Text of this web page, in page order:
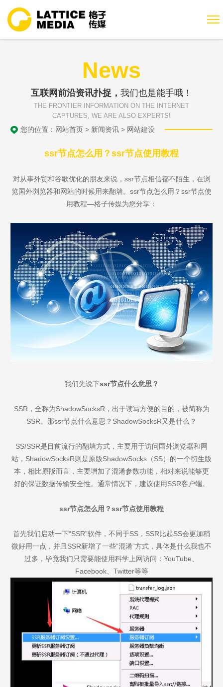
News
互联网前沿资讯扑捉， 我们也是能手哦！
THE FRONTIER INFORMATION ON THE INTERNET
CAPTURES, WE ARE ALSO EXPERTS!
您的位置： 网站首页 > 新闻资讯 > 网站建设
ssr节点怎么用？ssr节点使用教程
对从事外贸和谷歌优化的朋友来说，ssr节点相信都不陌生，在浏
览国外浏览器和网站的时候用来翻墙。ssr节点怎么用？ssr节点使
用教程—格子传媒为您分享：
我们先说下ssr节点什么意思？
SSR，全称为ShadowSocksR，出于读写方便的目的，被简称为
SSR。那ssr节点什么意思？ShadowSocksR又是什么？
SS/SSR是目前流行的翻墙方式，主要用于访问国外浏览器和网
站，ShadowSocksR则是原版ShadowSocks（SS）的一个衍生版
本，相比原版而言，主要增加了混淆参数功能，相对来说能够更
好的保证数据传输安全性。通常情况下，建议使用SSR客户端。
ssr节点怎么用？ssr节点使用教程
首先我们启动一下“SSR”软件，不同于SS，SSR比起SS会更加稍
微好用一点，并且SSR新增了一些“混淆”方式，具体是什么我也不
过多，毕竟我们只需要能使用科学上网访问：YouTube、
Facebook、Twitter等等